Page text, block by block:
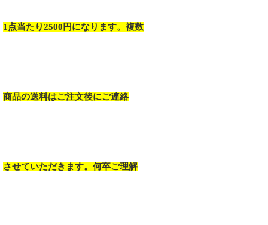
1点当たり2500円になります。複数
商品の送料はご注文後にご連絡
させていただきます。何卒ご理解